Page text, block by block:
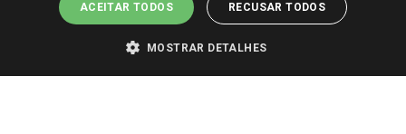
ACEITAR TODOS RECUSAR TODOS
MOSTRAR DETALHES